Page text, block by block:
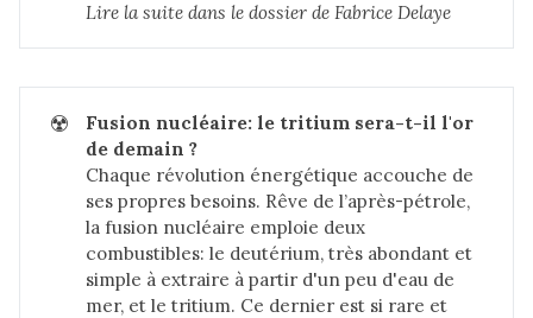
Lire la suite dans le dossier de Fabrice Delaye
☢️
Fusion nucléaire: le tritium sera-t-il l'or
de demain ?
Chaque révolution énergétique accouche de
ses propres besoins. Rêve de l’après-pétrole,
la fusion nucléaire emploie deux
combustibles: le deutérium, très abondant et
simple à extraire à partir d'un peu d'eau de
mer, et le tritium. Ce dernier est si rare et